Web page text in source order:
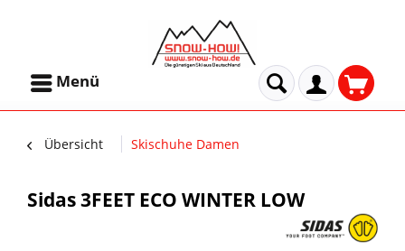
Menü
Übersicht Skischuhe Damen
Sidas 3FEET ECO WINTER LOW